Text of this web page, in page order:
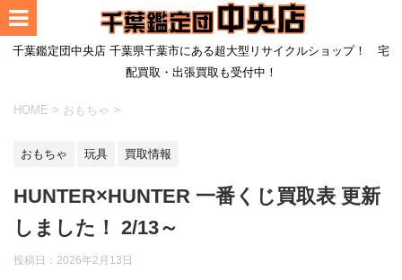
千葉鑑定団中央店 千葉県千葉市にある超大型リサイクルショップ！ 宅
配買取・出張買取も受付中！
HOME > おもちゃ >
おもちゃ 玩具 買取情報
HUNTER×HUNTER 一番くじ買取表 更新
しました！ 2/13～
投稿日： 2026年2月13日